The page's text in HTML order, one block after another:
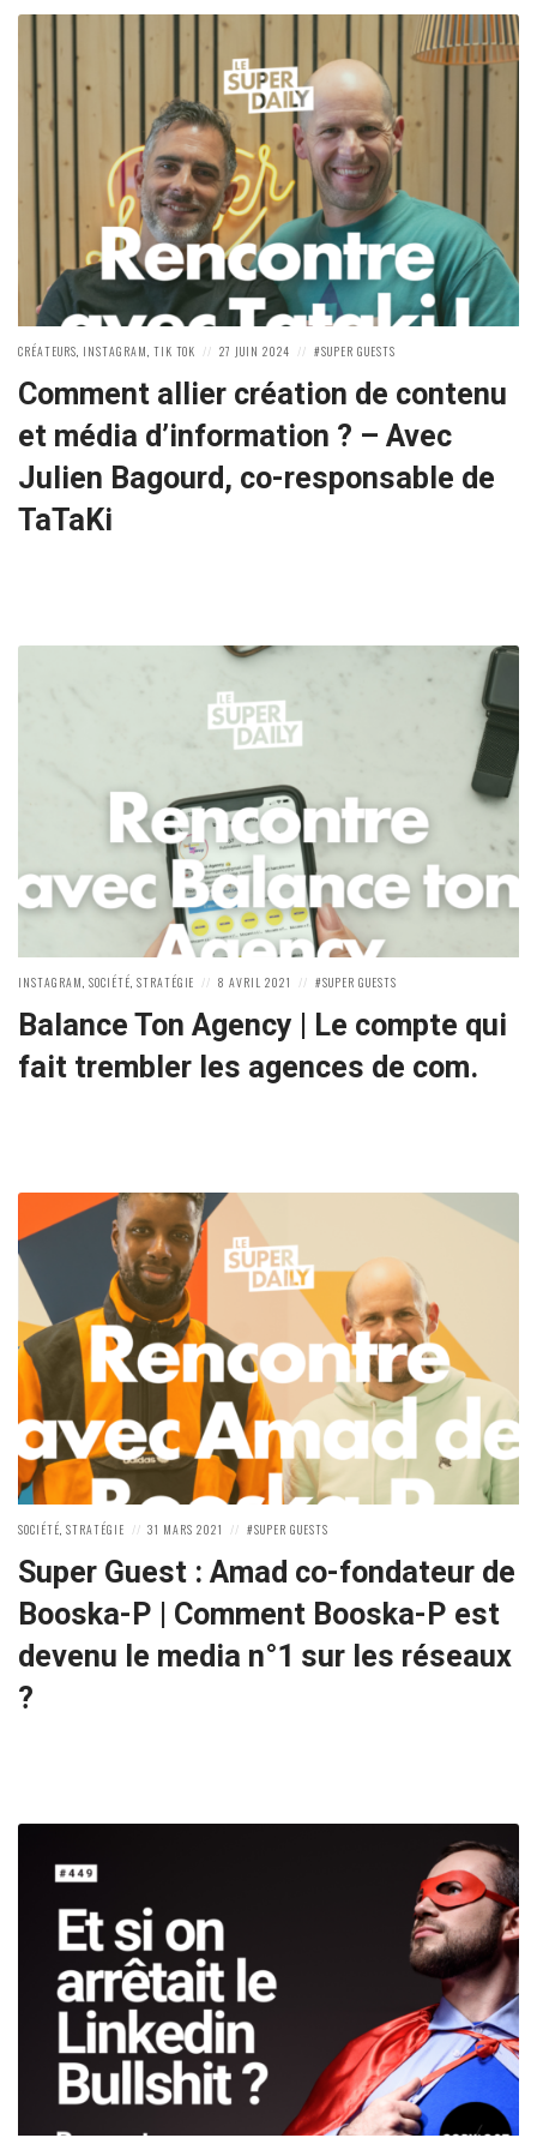
POSTED
CRÉATEURS, INSTAGRAM, TIK TOK
POSTED
27 JUIN 2024
POSTED
SUPER GUESTS
Comment allier création de contenu
et média d’information ? – Avec
Julien Bagourd, co-responsable de
TaTaKi
POSTED
INSTAGRAM, SOCIÉTÉ, STRATÉGIE
POSTED
8 AVRIL 2021
POSTED
SUPER GUESTS
Balance Ton Agency | Le compte qui
fait trembler les agences de com.
POSTED
SOCIÉTÉ, STRATÉGIE
POSTED
31 MARS 2021
POSTED
SUPER GUESTS
Super Guest : Amad co-fondateur de
Booska-P | Comment Booska-P est
devenu le media n°1 sur les réseaux
?